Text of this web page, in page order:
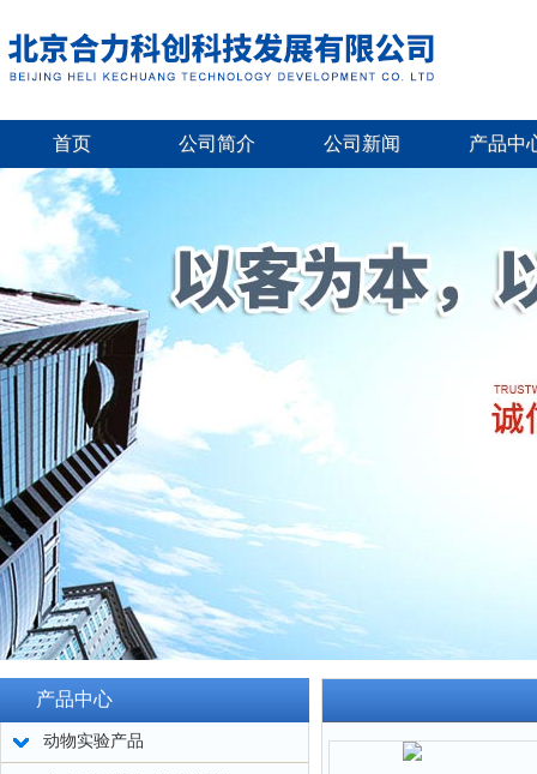
首页 公司简介 公司新闻 产品中
产品中心
动物实验产品